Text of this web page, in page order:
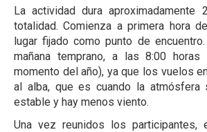
La actividad dura aproximadamente
totalidad. Comienza a primera hora
lugar fijado como punto de
mañana temprano, a las 8:00 horas
momento del año), ya que los vuelos
al alba, que es cuando la atmósfera
estable y hay menos viento.
Una vez reunidos los participantes,